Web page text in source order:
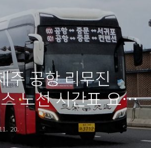
주 공항 리무진
노선 시간표 요금
20.